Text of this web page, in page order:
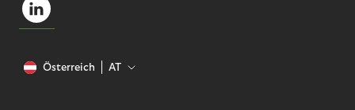
Österreich AT